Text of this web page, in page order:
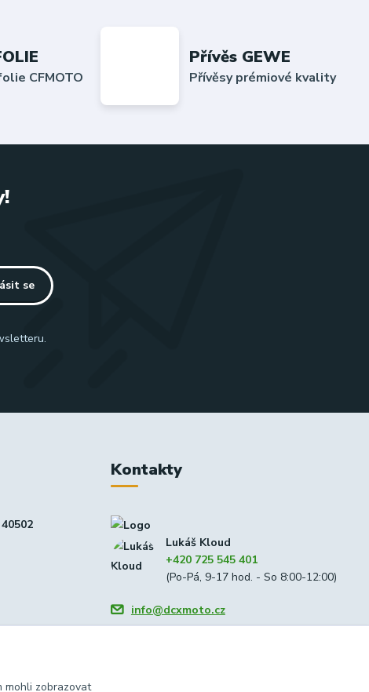
CFMOTO
Přívěs GEWE
Přívěsy prémiové kvality
se
Kontakty
Lukáš Kloud
+420 725 545 401
(Po-Pá, 9-17 hod. - So 8:00-12:00)
info@dcxmoto.cz
mohli zobrazovat